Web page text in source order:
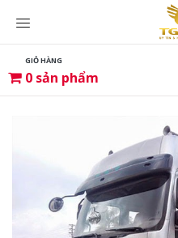
GIỎ HÀNG
0 sản phẩm